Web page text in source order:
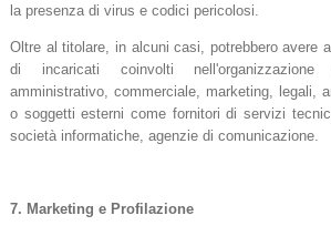
la presenza di virus e codici pericolosi.
Oltre al titolare, in alcuni casi, potrebbero avere
di incaricati coinvolti
amministrativo, commerciale, marketing, legali,
o soggetti esterni come fornitori di servizi
società informatiche, agenzie di comunicazione.
7. Marketing e Profilazione